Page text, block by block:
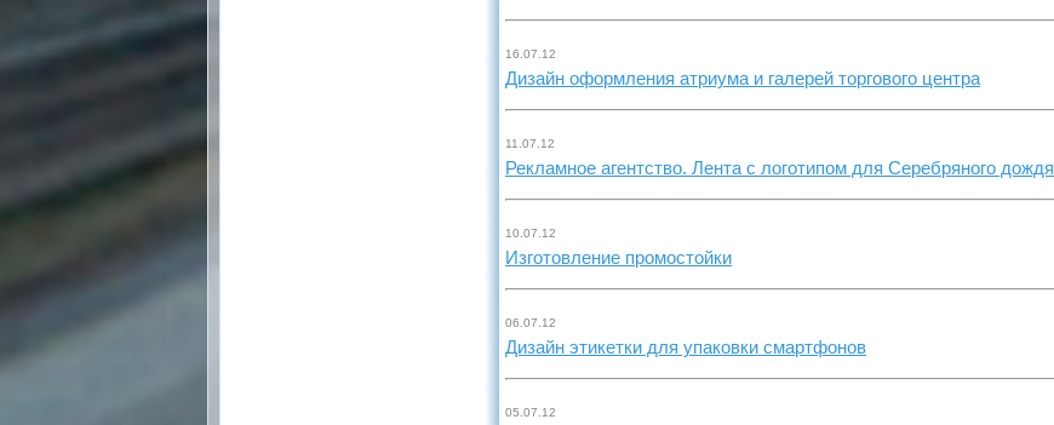
16.07.12
Дизайн оформления атриума и галерей торгового центра
11.07.12
Рекламное агентство. Лента с логотипом для Серебряного дождя
10.07.12
Изготовление промостойки
06.07.12
Дизайн этикетки для упаковки смартфонов
05.07.12